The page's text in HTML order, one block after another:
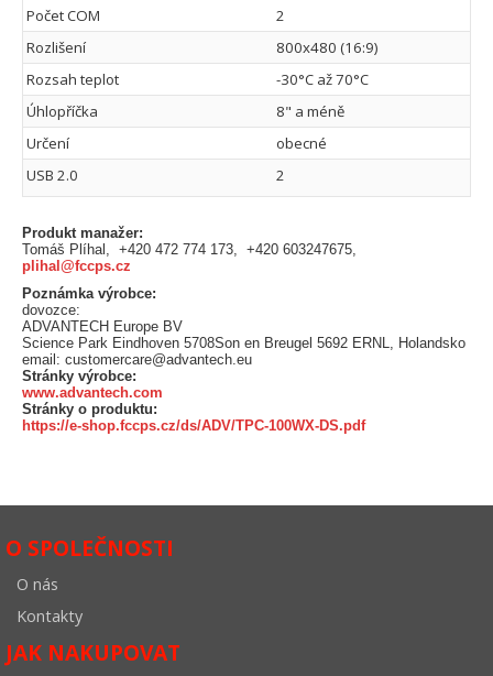
Počet COM
2
Rozlišení
800x480 (16:9)
Rozsah teplot
-30°C až 70°C
Úhlopříčka
8" a méně
Určení
obecné
USB 2.0
2
Produkt manažer:
Tomáš Plíhal, +420 472 774 173, +420 603247675,
plihal@fccps.cz
Poznámka výrobce:
dovozce:
ADVANTECH Europe BV
Science Park Eindhoven 5708Son en Breugel 5692 ERNL, Holandsko
email: customercare@advantech.eu
Stránky výrobce:
www.advantech.com
Stránky o produktu:
https://e-shop.fccps.cz/ds/ADV/TPC-100WX-DS.pdf
O SPOLEČNOSTI
O nás
Kontakty
JAK NAKUPOVAT